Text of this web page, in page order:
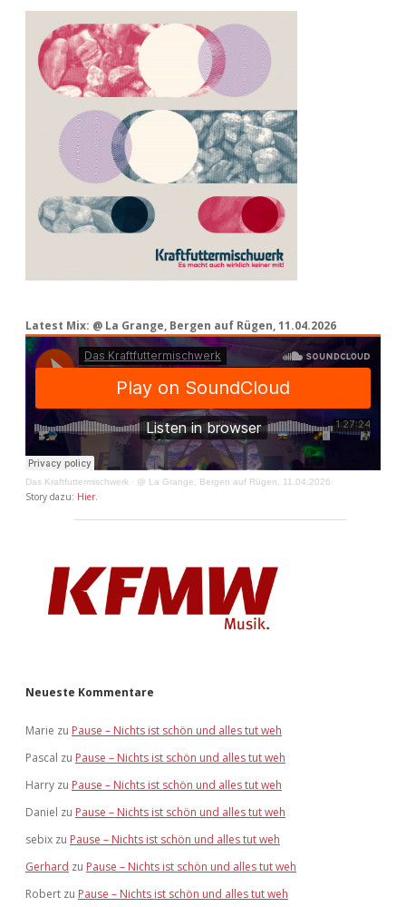
Latest Mix: @ La Grange, Bergen auf Rügen, 11.04.2026
Das Kraftfuttermischwerk · @ La Grange, Bergen auf Rügen, 11.04.2026
Story dazu: Hier.
Neueste Kommentare
Marie zu Pause – Nichts ist schön und alles tut weh
Pascal zu Pause – Nichts ist schön und alles tut weh
Harry zu Pause – Nichts ist schön und alles tut weh
Daniel zu Pause – Nichts ist schön und alles tut weh
sebix zu Pause – Nichts ist schön und alles tut weh
Gerhard zu Pause – Nichts ist schön und alles tut weh
Robert zu Pause – Nichts ist schön und alles tut weh